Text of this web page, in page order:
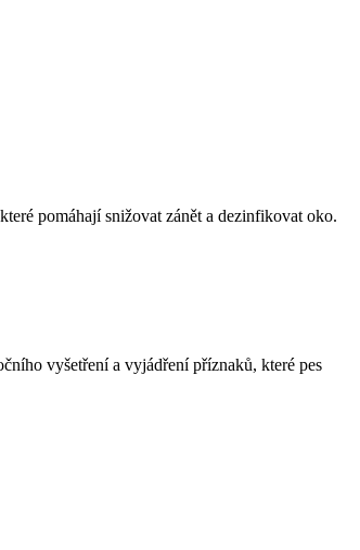
pomáhají snižovat zánět a dezinfikovat oko.
vyšetření a vyjádření příznaků, které pes